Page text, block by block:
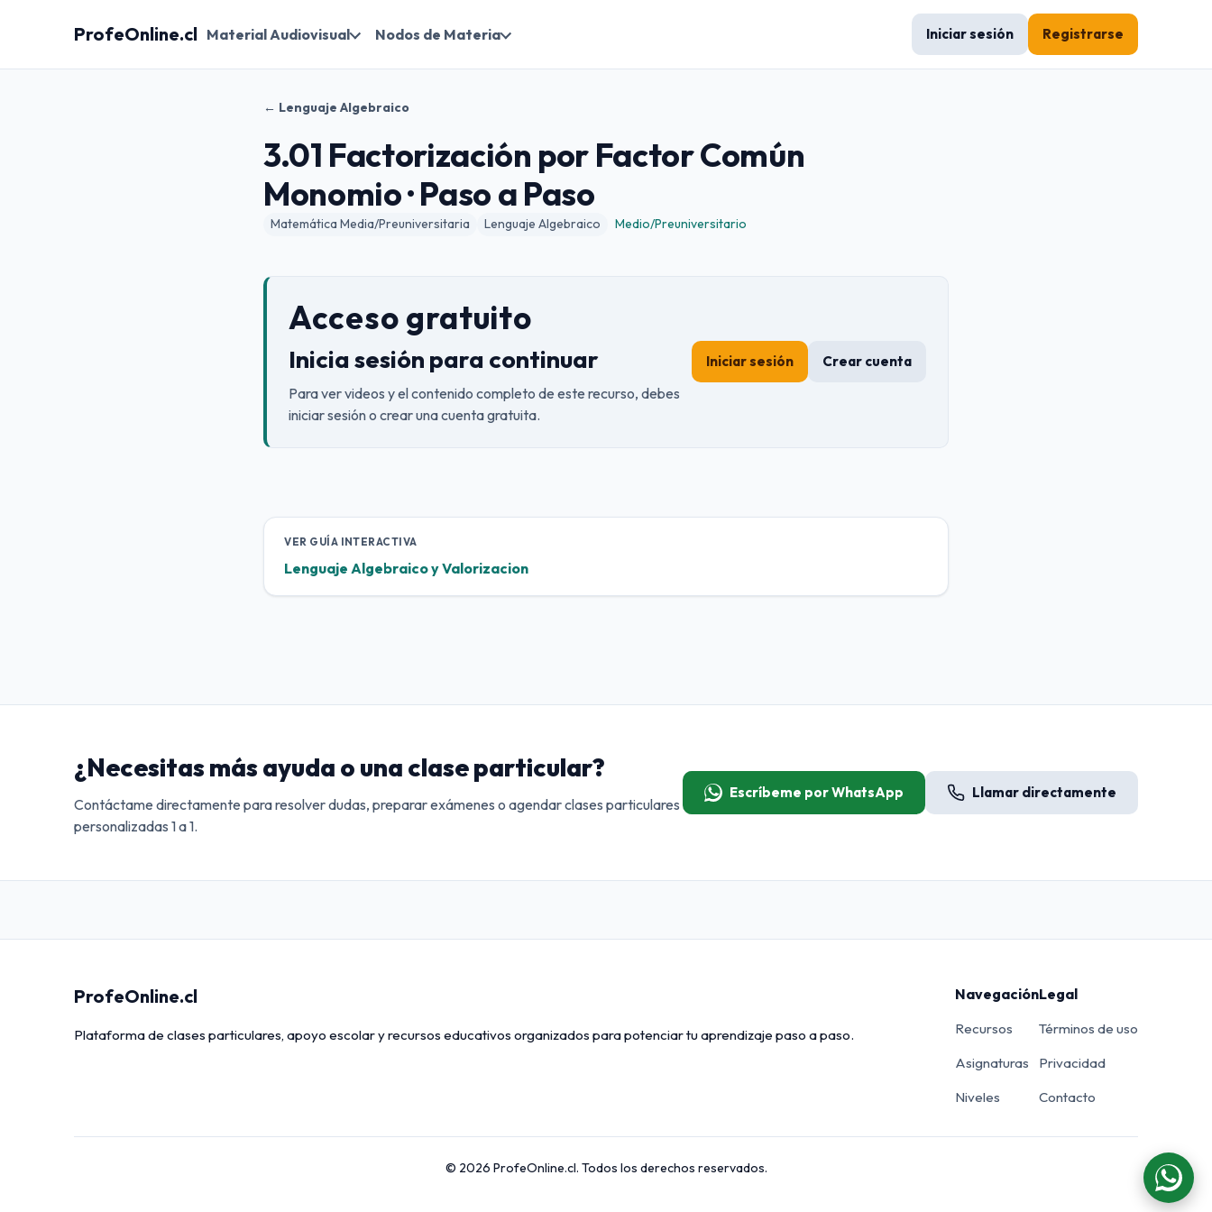
ProfeOnline.cl Material Audiovisual Nodos de Materia Iniciar sesión Registrarse
← Lenguaje Algebraico
3.01 Factorización por Factor Común
Monomio · Paso a Paso
Matemática Media/Preuniversitaria Lenguaje Algebraico Medio/Preuniversitario
Acceso gratuito
Inicia sesión para continuar
Para ver videos y el contenido completo de este recurso, debes
iniciar sesión o crear una cuenta gratuita.
Iniciar sesión Crear cuenta
VER GUÍA INTERACTIVA
Lenguaje Algebraico y Valorizacion
¿Necesitas más ayuda o una clase particular?
Contáctame directamente para resolver dudas, preparar exámenes o agendar clases particulares
personalizadas 1 a 1.
Escríbeme por WhatsApp Llamar directamente
ProfeOnline.cl
Plataforma de clases particulares, apoyo escolar y recursos educativos organizados para potenciar tu aprendizaje paso a paso.
Navegación
Recursos
Asignaturas
Niveles
Legal
Términos de uso
Privacidad
Contacto
© 2026 ProfeOnline.cl. Todos los derechos reservados.